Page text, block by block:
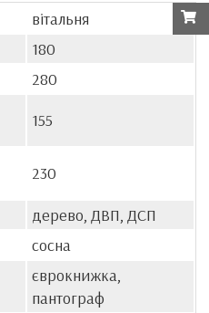
вітальня
180
280
155
230
дерево, ДВП, ДСП
сосна
єврокнижка,
пантограф